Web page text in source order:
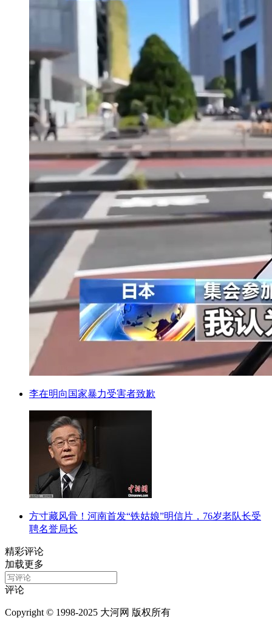
李在明向国家暴力受害者致歉
方寸藏风骨！河南首发“铁姑娘”明信片，76岁老队长受
聘名誉局长
精彩评论
加载更多
评论
Copyright © 1998-2025 大河网 版权所有